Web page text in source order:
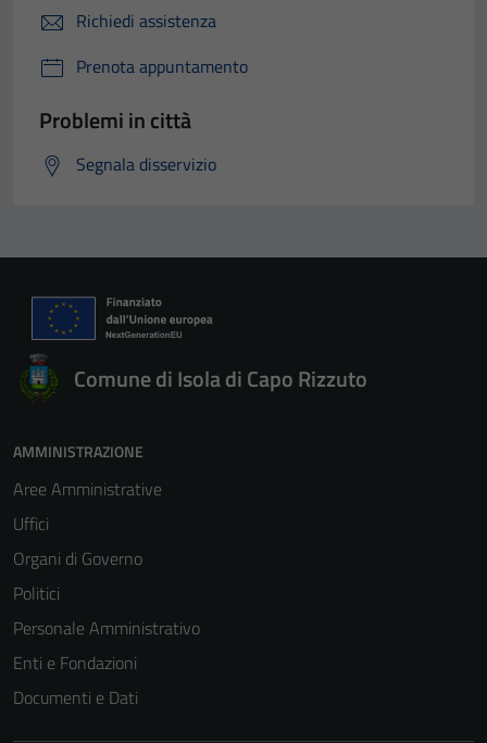
Richiedi assistenza
Prenota appuntamento
Problemi in città
Segnala disservizio
Comune di Isola di Capo Rizzuto
AMMINISTRAZIONE
Aree Amministrative
Uffici
Organi di Governo
Politici
Personale Amministrativo
Enti e Fondazioni
Documenti e Dati